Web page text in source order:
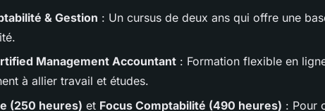
& Gestion : Un cursus de deux ans qui offre une
Management Accountant : Formation flexible en
à allier travail et études.
(250 heures) et Focus Comptabilité (490 heures) : Pour